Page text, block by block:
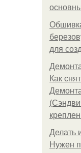
для
Как
Делать
Нужен